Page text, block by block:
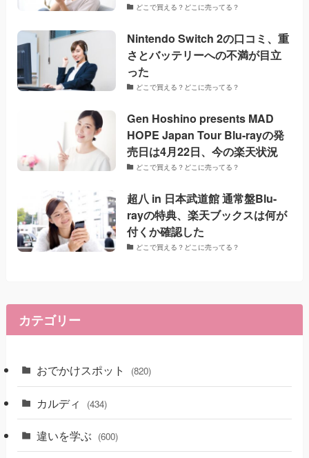
どこで買える？どこに売ってる？
Nintendo Switch 2の口コミ、重
さとバッテリーへの不満が目立
った
どこで買える？どこに売ってる？
Gen Hoshino presents MAD
HOPE Japan Tour Blu-rayの発
売日は4月22日、今の楽天状況
どこで買える？どこに売ってる？
超八 in 日本武道館 通常盤Blu-
rayの特典、楽天ブックスは何が
付くか確認した
どこで買える？どこに売ってる？
カテゴリー
おでかけスポット (820)
カルディ (434)
違いを学ぶ (600)